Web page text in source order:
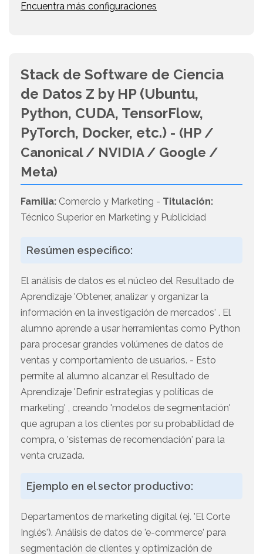
Encuentra más configuraciones
Stack de Software de Ciencia
de Datos Z by HP (Ubuntu,
Python, CUDA, TensorFlow,
PyTorch, Docker, etc.) - (HP /
Canonical / NVIDIA / Google /
Meta)
Familia: Comercio y Marketing - Titulación:
Técnico Superior en Marketing y Publicidad
Resúmen específico:
El análisis de datos es el núcleo del Resultado de
Aprendizaje 'Obtener, analizar y organizar la
información en la investigación de mercados' . El
alumno aprende a usar herramientas como Python
para procesar grandes volúmenes de datos de
ventas y comportamiento de usuarios. - Esto
permite al alumno alcanzar el Resultado de
Aprendizaje 'Definir estrategias y políticas de
marketing' , creando 'modelos de segmentación'
que agrupan a los clientes por su probabilidad de
compra, o 'sistemas de recomendación' para la
venta cruzada.
Ejemplo en el sector productivo:
Departamentos de marketing digital (ej. 'El Corte
Inglés'). Análisis de datos de 'e-commerce' para
segmentación de clientes y optimización de